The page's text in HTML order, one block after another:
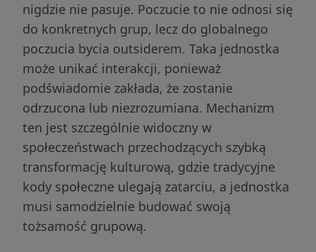
nigdzie nie pasuje. Poczucie to nie odnosi się
do konkretnych grup, lecz do globalnego
poczucia bycia outsiderem. Taka jednostka
może unikać interakcji, ponieważ
podświadomie zakłada, że zostanie
odrzucona lub niezrozumiana. Mechanizm
ten jest szczególnie widoczny w
społeczeństwach przechodzących szybką
transformację kulturową, gdzie tradycyjne
kody społeczne ulegają zatarciu, a jednostka
musi samodzielnie budować swoją
tożsamość grupową.